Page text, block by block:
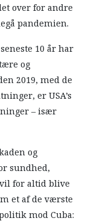
over for andre
pandemien.
10 år har
og
2019, med de
er USA’s
– især
og
sundhed,
for altid blive
et af de værste
mod Cuba: